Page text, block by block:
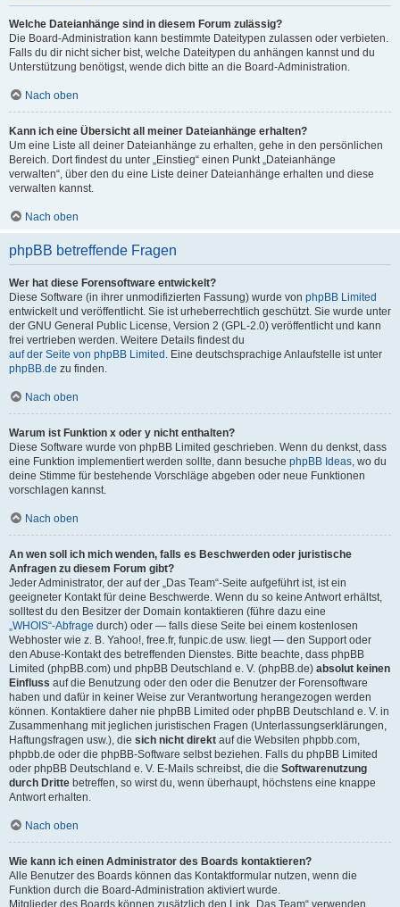
Welche Dateianhänge sind in diesem Forum zulässig?
Die Board-Administration kann bestimmte Dateitypen zulassen oder verbieten.
Falls du dir nicht sicher bist, welche Dateitypen du anhängen kannst und du
Unterstützung benötigst, wende dich bitte an die Board-Administration.
Nach oben
Kann ich eine Übersicht all meiner Dateianhänge erhalten?
Um eine Liste all deiner Dateianhänge zu erhalten, gehe in den persönlichen
Bereich. Dort findest du unter „Einstieg“ einen Punkt „Dateianhänge
verwalten“, über den du eine Liste deiner Dateianhänge erhalten und diese
verwalten kannst.
Nach oben
phpBB betreffende Fragen
Wer hat diese Forensoftware entwickelt?
Diese Software (in ihrer unmodifizierten Fassung) wurde von phpBB Limited
entwickelt und veröffentlicht. Sie ist urheberrechtlich geschützt. Sie wurde unter
der GNU General Public License, Version 2 (GPL-2.0) veröffentlicht und kann
frei vertrieben werden. Weitere Details findest du
auf der Seite von phpBB Limited . Eine deutschsprachige Anlaufstelle ist unter
phpBB.de zu finden.
Nach oben
Warum ist Funktion x oder y nicht enthalten?
Diese Software wurde von phpBB Limited geschrieben. Wenn du denkst, dass
eine Funktion implementiert werden sollte, dann besuche phpBB Ideas, wo du
deine Stimme für bestehende Vorschläge abgeben oder neue Funktionen
vorschlagen kannst.
Nach oben
An wen soll ich mich wenden, falls es Beschwerden oder juristische
Anfragen zu diesem Forum gibt?
Jeder Administrator, der auf der „Das Team“-Seite aufgeführt ist, ist ein
geeigneter Kontakt für deine Beschwerde. Wenn du so keine Antwort erhältst,
solltest du den Besitzer der Domain kontaktieren (führe dazu eine
„WHOIS“-Abfrage durch) oder — falls diese Seite bei einem kostenlosen
Webhoster wie z. B. Yahoo!, free.fr, funpic.de usw. liegt — den Support oder
den Abuse-Kontakt des betreffenden Dienstes. Bitte beachte, dass phpBB
Limited (phpBB.com) und phpBB Deutschland e. V. (phpBB.de) absolut keinen
Einfluss auf die Benutzung oder den oder die Benutzer der Forensoftware
haben und dafür in keiner Weise zur Verantwortung herangezogen werden
können. Kontaktiere daher nie phpBB Limited oder phpBB Deutschland e. V. in
Zusammenhang mit jeglichen juristischen Fragen (Unterlassungserklärungen,
Haftungsfragen usw.), die sich nicht direkt auf die Websiten phpbb.com,
phpbb.de oder die phpBB-Software selbst beziehen. Falls du phpBB Limited
oder phpBB Deutschland e. V. E-Mails schreibst, die die Softwarenutzung
durch Dritte betreffen, so wirst du, wenn überhaupt, höchstens eine knappe
Antwort erhalten.
Nach oben
Wie kann ich einen Administrator des Boards kontaktieren?
Alle Benutzer des Boards können das Kontaktformular nutzen, wenn die
Funktion durch die Board-Administration aktiviert wurde.
Mitglieder des Boards können zusätzlich den Link „Das Team“ verwenden.